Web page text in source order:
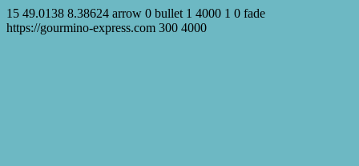
15 49.0138 8.38624 arrow 0 bullet 1 4000 1 0 fade
https://gourmino-express.com 300 4000